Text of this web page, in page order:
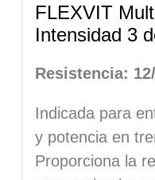
FLEXVIT
Intensidad 3
Resistencia:
Indicada para
y potencia en
Proporciona la